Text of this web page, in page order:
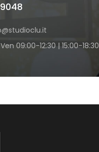
09:00-12:30 | 15:00-18:30